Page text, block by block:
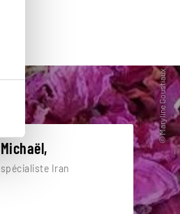
Michaël,
spécialiste Iran